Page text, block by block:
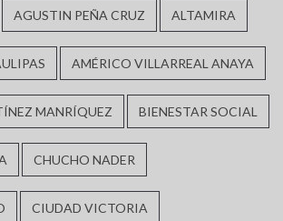
AGUSTIN PEÑA CRUZ ALTAMIRA
AMÉRICO VILLARREAL ANAYA
MANRÍQUEZ BIENESTAR SOCIAL
CHUCHO NADER
CIUDAD VICTORIA